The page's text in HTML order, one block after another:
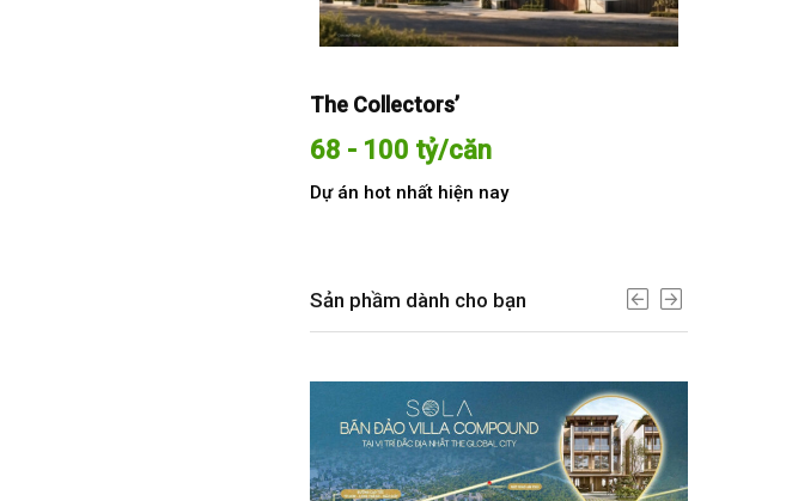
The Collectors’
68 - 100 tỷ/căn
Dự án hot nhất hiện nay
Sản phầm dành cho bạn